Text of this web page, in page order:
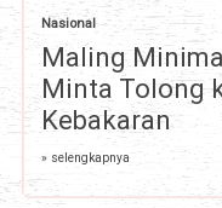
Nasional
Maling
Minta Tolong
Kebakaran
» selengkapnya